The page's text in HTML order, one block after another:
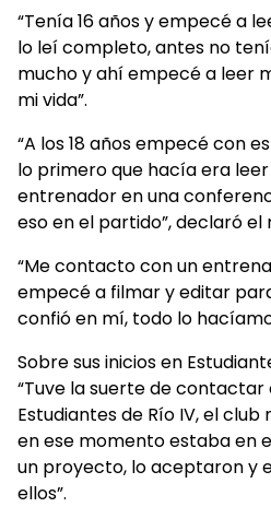
“Tenía 16 años y empecé a
lo leí completo, antes no
mucho y ahí empecé a leer
mi vida”.
“A los 18 años empecé con
lo primero que hacía era
entrenador en una
eso en el partido”, declaró el
“Me contacto con un
empecé a filmar y editar
confió en mí, todo lo
Sobre sus inicios en
“Tuve la suerte de
Estudiantes de Río IV, el
en ese momento estaba en
un proyecto, lo aceptaron y
ellos”.